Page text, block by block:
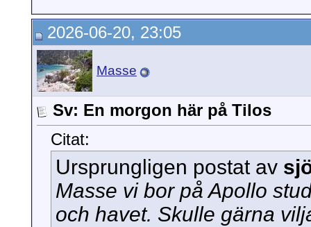
2026-06-20, 23:05
Masse
Sv: En morgon här på Tilos
Citat:
Ursprungligen postat av
Masse vi bor på Apollo
och havet. Skulle gärna